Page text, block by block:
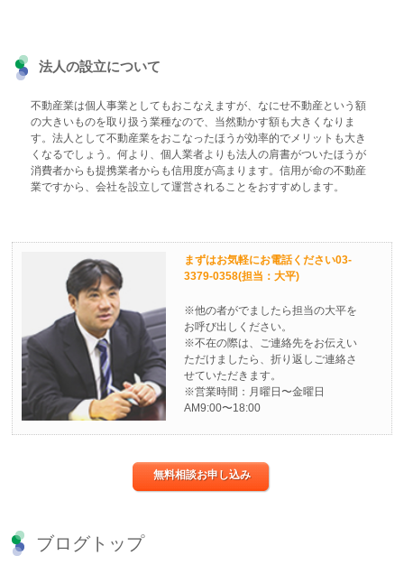
法人の設立について
不動産業は個人事業としてもおこなえますが、なにせ不動産という額
の大きいものを取り扱う業種なので、当然動かす額も大きくなりま
す。法人として不動産業をおこなったほうが効率的でメリットも大き
くなるでしょう。何より、個人業者よりも法人の肩書がついたほうが
消費者からも提携業者からも信用度が高まります。信用が命の不動産
業ですから、会社を設立して運営されることをおすすめします。
まずはお気軽にお電話ください03-
3379-0358(担当：大平)
※他の者がでましたら担当の大平を
お呼び出しください。
※不在の際は、ご連絡先をお伝えい
ただけましたら、折り返しご連絡さ
せていただきます。
※営業時間：月曜日〜金曜日
AM9:00〜18:00
無料相談お申し込み
ブログトップ